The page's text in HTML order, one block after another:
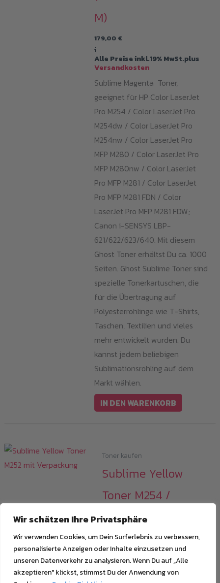
Wir schätzen Ihre Privatsphäre
Wir verwenden Cookies, um Dein Surferlebnis zu verbessern,
personalisierte Anzeigen oder Inhalte einzusetzen und
unseren Datenverkehr zu analysieren. Wenn Du auf „Alle
akzeptieren" klickst, stimmst Du der Anwendung von
M)
179,00 €
i
Alle Preise inkl.19% MwSt.plus
Versandkosten
Sublime Magenta Toner,
geeignet für HP Color LaserJet
Pro M254 / Color LaserJet Pro
M254dw / Color LaserJet Pro
M254nw / Color LaserJet Pro
MFP M280 / Color LaserJet Pro
MFP M280nw / Color LaserJet
Pro MFP M281 / Color LaserJet
Pro MFP M281 FDN / Color
LaserJet Pro MFP M281 FDW;
Canon i-SENSYS LBP-
621/622/623/640. Mit diesem
Ghost Toner erhältst Du ca. 1000
Seiten. Ghost Sublime Toner sind
spezielle Tonerkartuschen, die
für die Übertragung auf
Polyesterrohlinge wie T-Shirts,
Taschen, Textilien und vieles
mehr entwickelt wurden. Du
kannst jedem beliebigen
Sublimationsrohling auf dem
Markt wählen.
IN DEN WARENKORB
Toner kaufen
Sublime Yellow
Toner M254 /
(CF542A/CF502/054
Y)
179,00€
i